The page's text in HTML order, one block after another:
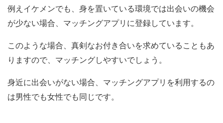
例えイケメンでも、身を置いている環境では出会いの機会
が少ない場合、マッチングアプリに登録しています。
このような場合、真剣なお付き合いを求めていることもあ
りますので、マッチングしやすいでしょう。
身近に出会いがない場合、マッチングアプリを利用するの
は男性でも女性でも同じです。